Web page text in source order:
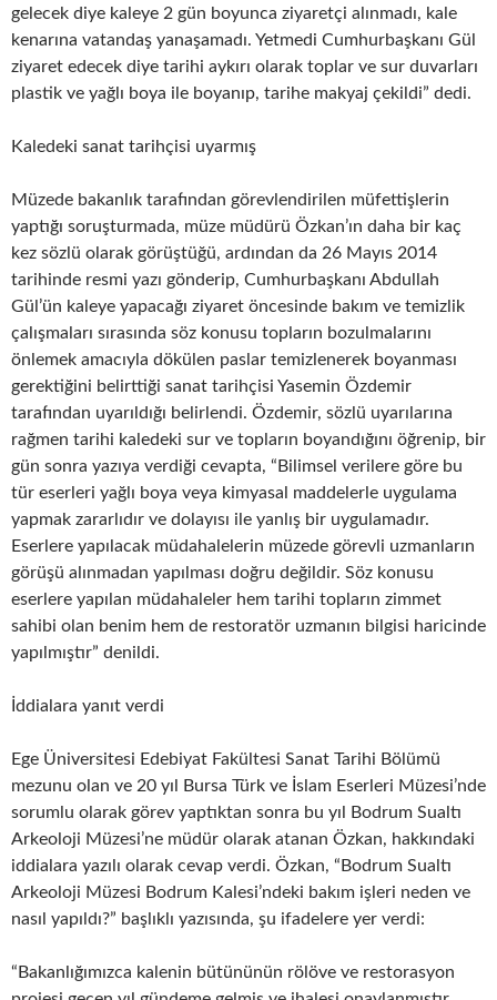
gelecek diye kaleye 2 gün boyunca ziyaretçi alınmadı, kale
kenarına vatandaş yanaşamadı. Yetmedi Cumhurbaşkanı Gül
ziyaret edecek diye tarihi aykırı olarak toplar ve sur duvarları
plastik ve yağlı boya ile boyanıp, tarihe makyaj çekildi” dedi.
Kaledeki sanat tarihçisi uyarmış
Müzede bakanlık tarafından görevlendirilen müfettişlerin
yaptığı soruşturmada, müze müdürü Özkan’ın daha bir kaç
kez sözlü olarak görüştüğü, ardından da 26 Mayıs 2014
tarihinde resmi yazı gönderip, Cumhurbaşkanı Abdullah
Gül’ün kaleye yapacağı ziyaret öncesinde bakım ve temizlik
çalışmaları sırasında söz konusu topların bozulmalarını
önlemek amacıyla dökülen paslar temizlenerek boyanması
gerektiğini belirttiği sanat tarihçisi Yasemin Özdemir
tarafından uyarıldığı belirlendi. Özdemir, sözlü uyarılarına
rağmen tarihi kaledeki sur ve topların boyandığını öğrenip, bir
gün sonra yazıya verdiği cevapta, “Bilimsel verilere göre bu
tür eserleri yağlı boya veya kimyasal maddelerle uygulama
yapmak zararlıdır ve dolayısı ile yanlış bir uygulamadır.
Eserlere yapılacak müdahalelerin müzede görevli uzmanların
görüşü alınmadan yapılması doğru değildir. Söz konusu
eserlere yapılan müdahaleler hem tarihi topların zimmet
sahibi olan benim hem de restoratör uzmanın bilgisi haricinde
yapılmıştır” denildi.
İddialara yanıt verdi
Ege Üniversitesi Edebiyat Fakültesi Sanat Tarihi Bölümü
mezunu olan ve 20 yıl Bursa Türk ve İslam Eserleri Müzesi’nde
sorumlu olarak görev yaptıktan sonra bu yıl Bodrum Sualtı
Arkeoloji Müzesi’ne müdür olarak atanan Özkan, hakkındaki
iddialara yazılı olarak cevap verdi. Özkan, “Bodrum Sualtı
Arkeoloji Müzesi Bodrum Kalesi’ndeki bakım işleri neden ve
nasıl yapıldı?” başlıklı yazısında, şu ifadelere yer verdi:
“Bakanlığımızca kalenin bütününün rölöve ve restorasyon